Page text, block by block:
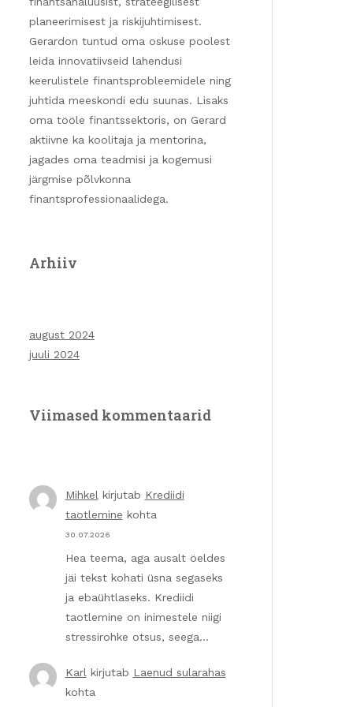
planeerimisest ja riskijuhtimisest.
Gerardon tuntud oma oskuse poolest
leida innovatiivseid lahendusi
keerulistele finantsprobleemidele ning
juhtida meeskondi edu suunas. Lisaks
oma tööle finantssektoris, on Gerard
aktiivne ka koolitaja ja mentorina,
jagades oma teadmisi ja kogemusi
järgmise põlvkonna
finantsprofessionaalidega.
Arhiiv
august 2024
juuli 2024
Viimased kommentaarid
Mihkel kirjutab Krediidi
taotlemine kohta
30.07.2026
Hea teema, aga ausalt öeldes
jäi tekst kohati üsna segaseks
ja ebaühtlaseks. Krediidi
taotlemine on inimestele niigi
stressirohke otsus, seega…
Karl kirjutab Laenud sularahas
kohta